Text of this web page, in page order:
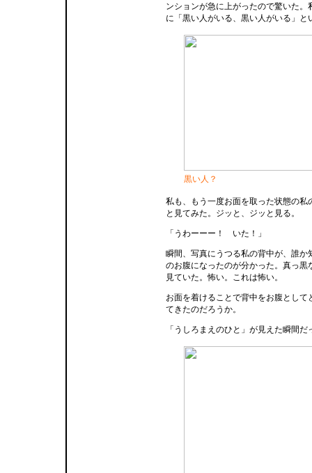
ンションが急に上がったので驚いた。
に「黒い人がいる、黒い人がいる」と
黒い人？
私も、もう一度お面を取った状態の私
と見てみた。ジッと、ジッと見る。
「うわーーー！ いた！」
瞬間、写真にうつる私の背中が、誰か
のお腹になったのが分かった。真っ黒
見ていた。怖い。これは怖い。
お面を着けることで背中をお腹として
てきたのだろうか。
「うしろまえのひと」が見えた瞬間だ